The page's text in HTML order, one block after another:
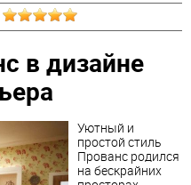
в дизайне
Уютный и
простой стиль
Прованс родился
на бескрайних